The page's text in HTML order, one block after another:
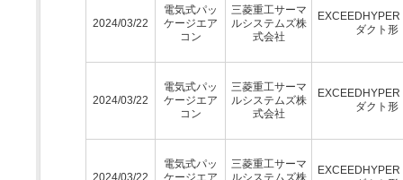
2024/03/22
電気式パッ
ケージエア
コン
三菱重工サーマ
ルシステムズ株
式会社
EXCEEDHYPER
ダクト形
2024/03/22
電気式パッ
ケージエア
コン
三菱重工サーマ
ルシステムズ株
式会社
EXCEEDHYPER
ダクト形
2024/03/22
電気式パッ
ケージエア
三菱重工サーマ
ルシステムズ株
EXCEEDHYPER